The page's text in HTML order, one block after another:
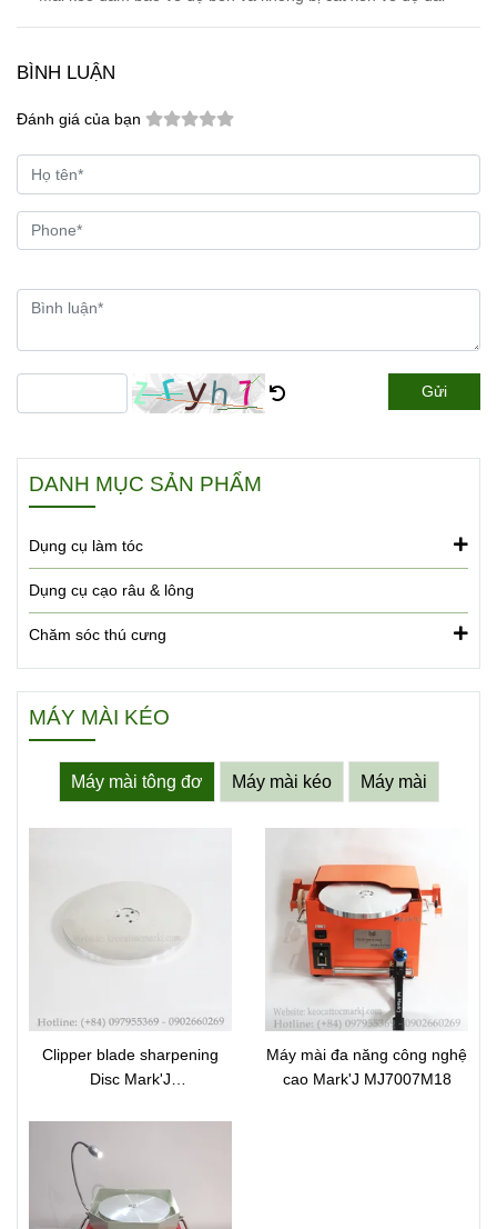
BÌNH LUẬN
Đánh giá của bạn
Gửi
DANH MỤC SẢN PHẨM
Dụng cụ làm tóc
Dụng cụ cạo râu & lông
Chăm sóc thú cưng
MÁY MÀI KÉO
Máy mài tông đơ Máy mài kéo Máy mài
Clipper blade sharpening
Disc Mark'J
Máy mài đa năng công nghệ
cao Mark'J MJ7007M18